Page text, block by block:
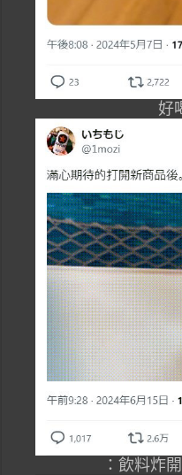
好
：飲料炸